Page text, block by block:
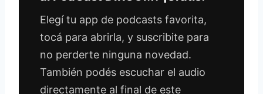
Elegí tu app de podcasts favorita,
tocá para abrirla, y suscribite para
no perderte ninguna novedad.
También podés escuchar el audio
directamente al final de este